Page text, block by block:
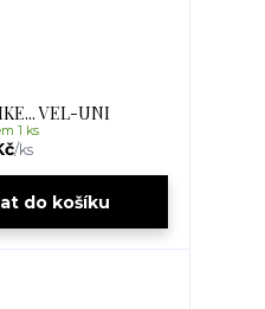
VEL-UNI
/ks
1 ks
do košíku